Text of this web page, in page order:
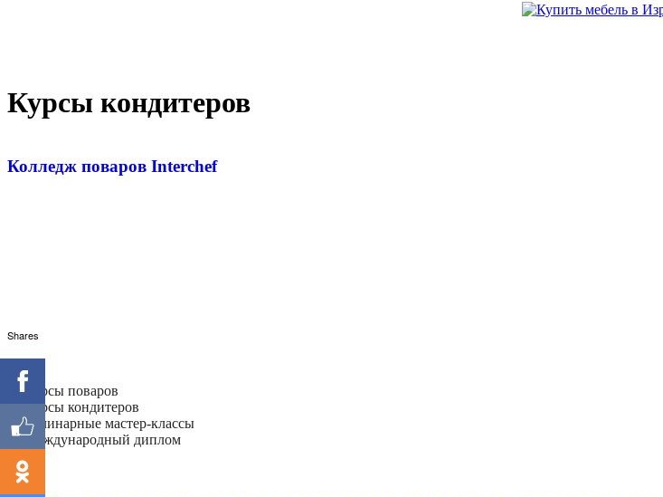
Курсы кондитеров
Колледж поваров Interchef
- Курсы поваров
- Курсы кондитеров
- Кулинарные мастер-классы
- Международный диплом
Далее
Shares